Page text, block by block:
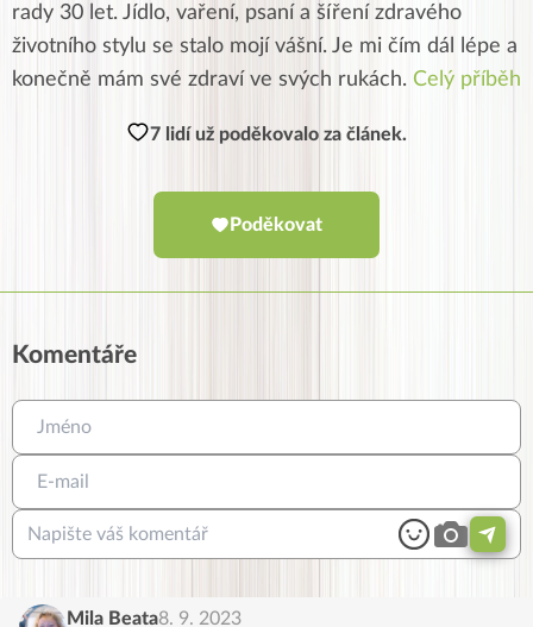
rady 30 let. Jídlo, vaření, psaní a šíření zdravého
životního stylu se stalo mojí vášní. Je mi čím dál lépe a
konečně mám své zdraví ve svých rukách. Celý příběh
7 lidí už poděkovalo za článek.
Poděkovat
Komentáře
Mila Beata8. 9. 2023